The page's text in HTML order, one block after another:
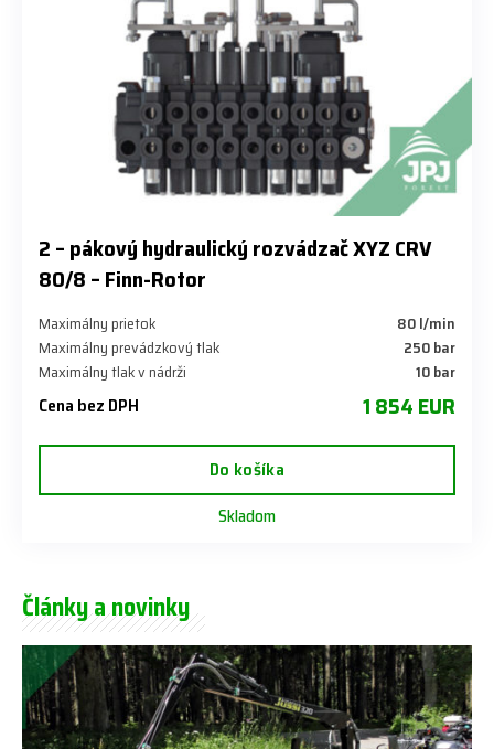
2 – pákový hydraulický rozvádzač XYZ CRV
80/8 – Finn-Rotor
Maximálny prietok
80 l/min
Maximálny prevádzkový tlak
250 bar
Maximálny tlak v nádrži
10 bar
Cena bez DPH 1 854 EUR
Do košíka
Skladom
Články a novinky